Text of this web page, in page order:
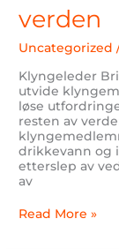
verden
Uncategorized
Klyngeleder
utvide
løse
resten av
drikkevann og
etterslep av
av
i
Read More »